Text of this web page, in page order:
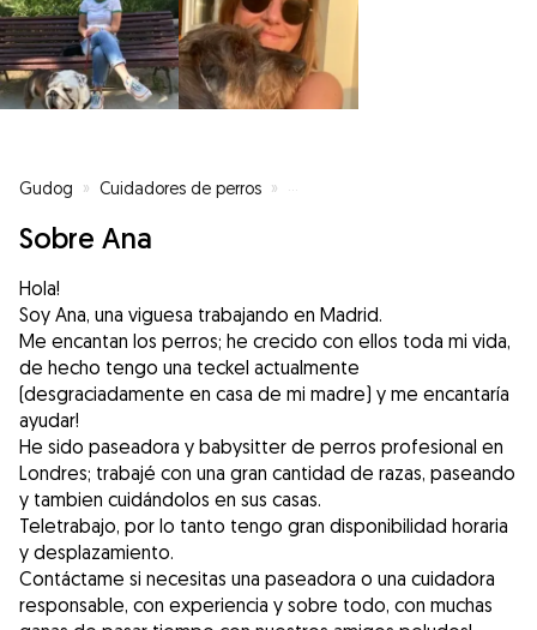
Gudog » Cuidadores de perros » Cuidadores de perros en Madrid
Sobre Ana
Hola!
Soy Ana, una viguesa trabajando en Madrid.
Me encantan los perros; he crecido con ellos toda mi vida,
de hecho tengo una teckel actualmente
(desgraciadamente en casa de mi madre) y me encantaría
ayudar!
He sido paseadora y babysitter de perros profesional en
Londres; trabajé con una gran cantidad de razas, paseando
y tambien cuidándolos en sus casas.
Teletrabajo, por lo tanto tengo gran disponibilidad horaria
y desplazamiento.
Contáctame si necesitas una paseadora o una cuidadora
responsable, con experiencia y sobre todo, con muchas